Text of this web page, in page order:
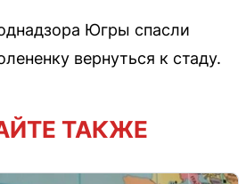
Югры спасли
вернуться к стаду.
ТАКЖЕ